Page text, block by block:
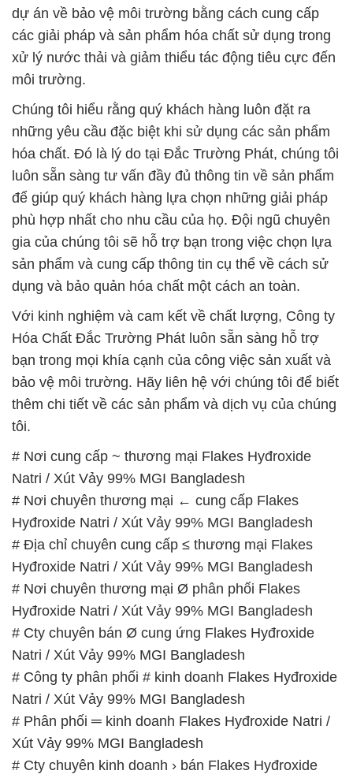
dự án về bảo vệ môi trường bằng cách cung cấp
các giải pháp và sản phẩm hóa chất sử dụng trong
xử lý nước thải và giảm thiểu tác động tiêu cực đến
môi trường.
Chúng tôi hiểu rằng quý khách hàng luôn đặt ra
những yêu cầu đặc biệt khi sử dụng các sản phẩm
hóa chất. Đó là lý do tại Đắc Trường Phát, chúng tôi
luôn sẵn sàng tư vấn đầy đủ thông tin về sản phẩm
để giúp quý khách hàng lựa chọn những giải pháp
phù hợp nhất cho nhu cầu của họ. Đội ngũ chuyên
gia của chúng tôi sẽ hỗ trợ bạn trong việc chọn lựa
sản phẩm và cung cấp thông tin cụ thể về cách sử
dụng và bảo quản hóa chất một cách an toàn.
Với kinh nghiệm và cam kết về chất lượng, Công ty
Hóa Chất Đắc Trường Phát luôn sẵn sàng hỗ trợ
bạn trong mọi khía cạnh của công việc sản xuất và
bảo vệ môi trường. Hãy liên hệ với chúng tôi để biết
thêm chi tiết về các sản phẩm và dịch vụ của chúng
tôi.
# Nơi cung cấp ~ thương mại Flakes Hyđroxide
Natri / Xút Vảy 99% MGI Bangladesh
# Nơi chuyên thương mại ← cung cấp Flakes
Hyđroxide Natri / Xút Vảy 99% MGI Bangladesh
# Địa chỉ chuyên cung cấp ≤ thương mại Flakes
Hyđroxide Natri / Xút Vảy 99% MGI Bangladesh
# Nơi chuyên thương mại Ø phân phối Flakes
Hyđroxide Natri / Xút Vảy 99% MGI Bangladesh
# Cty chuyên bán Ø cung ứng Flakes Hyđroxide
Natri / Xút Vảy 99% MGI Bangladesh
# Công ty phân phối # kinh doanh Flakes Hyđroxide
Natri / Xút Vảy 99% MGI Bangladesh
# Phân phối ═ kinh doanh Flakes Hyđroxide Natri /
Xút Vảy 99% MGI Bangladesh
# Cty chuyên kinh doanh › bán Flakes Hyđroxide